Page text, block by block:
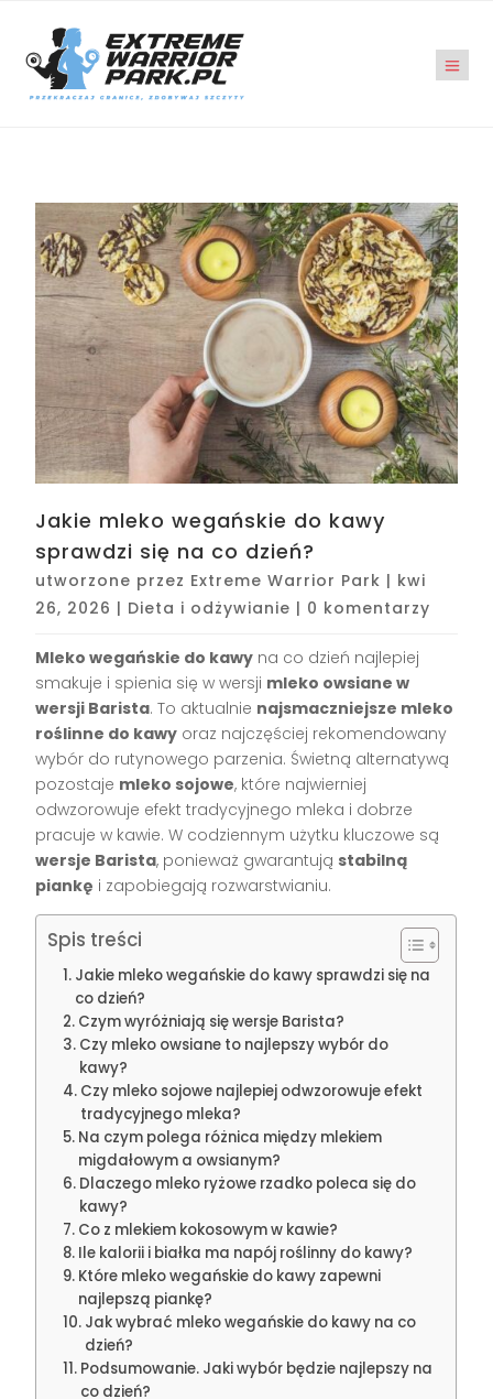
Jakie mleko wegańskie do kawy
sprawdzi się na co dzień?
utworzone przez Extreme Warrior Park | kwi
26, 2026 | Dieta i odżywianie | 0 komentarzy
Mleko wegańskie do kawy na co dzień najlepiej
smakuje i spienia się w wersji mleko owsiane w
wersji Barista. To aktualnie najsmaczniejsze mleko
roślinne do kawy oraz najczęściej rekomendowany
wybór do rutynowego parzenia. Świetną alternatywą
pozostaje mleko sojowe, które najwierniej
odwzorowuje efekt tradycyjnego mleka i dobrze
pracuje w kawie. W codziennym użytku kluczowe są
wersje Barista, ponieważ gwarantują stabilną
piankę i zapobiegają rozwarstwianiu.
Spis treści
Jakie mleko wegańskie do kawy sprawdzi się na
co dzień?
Czym wyróżniają się wersje Barista?
Czy mleko owsiane to najlepszy wybór do
kawy?
Czy mleko sojowe najlepiej odwzorowuje efekt
tradycyjnego mleka?
Na czym polega różnica między mlekiem
migdałowym a owsianym?
Dlaczego mleko ryżowe rzadko poleca się do
kawy?
Co z mlekiem kokosowym w kawie?
Ile kalorii i białka ma napój roślinny do kawy?
Które mleko wegańskie do kawy zapewni
najlepszą piankę?
Jak wybrać mleko wegańskie do kawy na co
dzień?
Podsumowanie. Jaki wybór będzie najlepszy na
co dzień?